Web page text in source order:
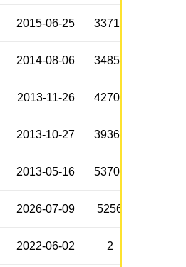
2015-06-25 33714
2014-08-06 34853
2013-11-26 42701
2013-10-27 39366
2013-05-16 53701
2026-07-09 5256
2022-06-02 2